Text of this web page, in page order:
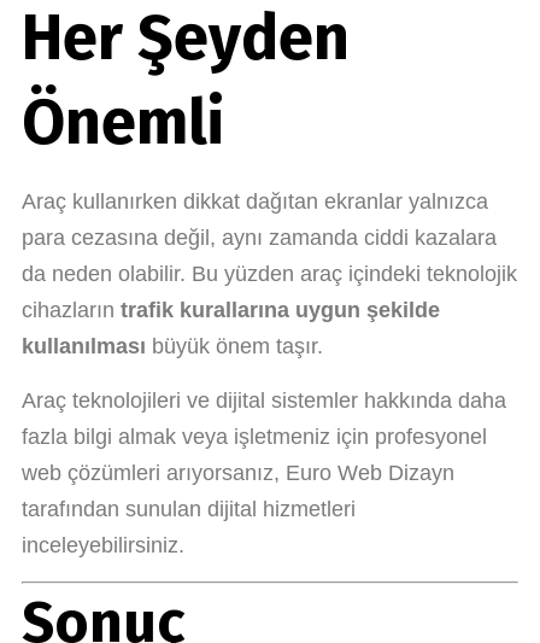
Her Şeyden
Önemli
Araç kullanırken dikkat dağıtan ekranlar yalnızca
para cezasına değil, aynı zamanda ciddi kazalara
da neden olabilir. Bu yüzden araç içindeki teknolojik
cihazların trafik kurallarına uygun şekilde
kullanılması büyük önem taşır.
Araç teknolojileri ve dijital sistemler hakkında daha
fazla bilgi almak veya işletmeniz için profesyonel
web çözümleri arıyorsanız, Euro Web Dizayn
tarafından sunulan dijital hizmetleri
inceleyebilirsiniz.
Sonuç